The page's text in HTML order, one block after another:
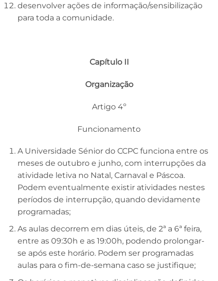
desenvolver ações de informação/sensibilização
para toda a comunidade.
Capítulo II
Organização
Artigo 4º
Funcionamento
A Universidade Sénior do CCPC funciona entre os
meses de outubro e junho, com interrupções da
atividade letiva no Natal, Carnaval e Páscoa.
Podem eventualmente existir atividades nestes
períodos de interrupção, quando devidamente
programadas;
As aulas decorrem em dias úteis, de 2ª a 6ª feira,
entre as 09:30h e as 19:00h, podendo prolongar-
se após este horário. Podem ser programadas
aulas para o fim-de-semana caso se justifique;